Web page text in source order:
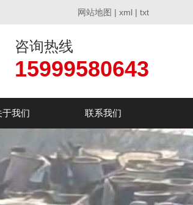
网站地图 | xml | txt
咨询热线
15999580643
于我们 联系我们